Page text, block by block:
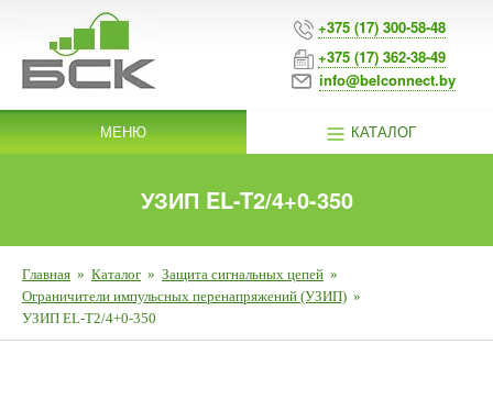
+375 (17) 300-58-48
+375 (17) 362-38-49
info@belconnect.by
МЕНЮ КАТАЛОГ
УЗИП EL-T2/4+0-350
Главная » Каталог » Защита сигнальных цепей »
Ограничители импульсных перенапряжений (УЗИП) »
УЗИП EL-T2/4+0-350